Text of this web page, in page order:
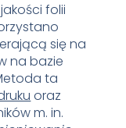
folii
się na
na bazie
ta
oraz
m. in.